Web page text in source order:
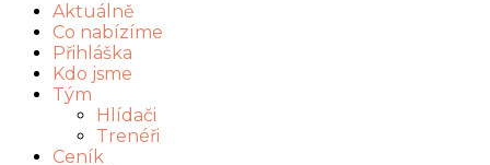
Aktuálně
Co nabízíme
Přihláška
Kdo jsme
Tým
Hlídači
Trenéři
Ceník